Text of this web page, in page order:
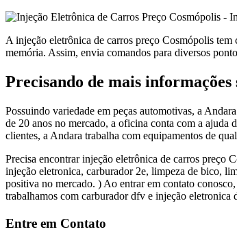
A injeção eletrônica de carros preço Cosmópolis tem
memória. Assim, envia comandos para diversos
Precisando de mais
Possuindo variedade em peças automotivas, a
de 20 anos no mercado, a oficina conta com a ajuda
clientes, a Andara trabalha com equipamentos de
Precisa encontrar injeção eletrônica de carros preço
injeção eletronica, carburador 2e, limpeza de bico,
positiva no mercado. ) Ao entrar em contato
trabalhamos com carburador dfv e injeção eletronica
Entre em Contato